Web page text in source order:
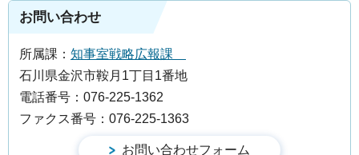
お問い合わせ
所属課： 知事室戦略広報課
石川県金沢市鞍月1丁目1番地
電話番号：076-225-1362
ファクス番号：076-225-1363